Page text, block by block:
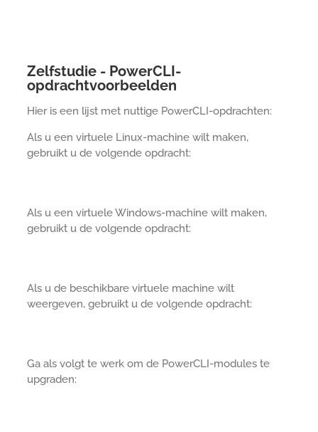
Zelfstudie - PowerCLI-
opdrachtvoorbeelden
Hier is een lijst met nuttige PowerCLI-opdrachten:
Als u een virtuele Linux-machine wilt maken,
gebruikt u de volgende opdracht:
Als u een virtuele Windows-machine wilt maken,
gebruikt u de volgende opdracht:
Als u de beschikbare virtuele machine wilt
weergeven, gebruikt u de volgende opdracht:
Ga als volgt te werk om de PowerCLI-modules te
upgraden: